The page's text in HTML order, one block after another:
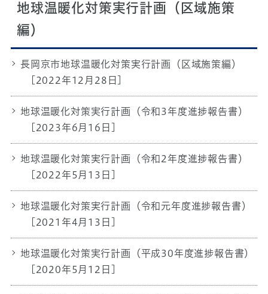
地球温暖化対策実行計画（区域施策
編）
長岡京市地球温暖化対策実行計画（区域施策編）
[2022年12月28日]
地球温暖化対策実行計画（令和3年度進捗報告書）
[2023年6月16日]
地球温暖化対策実行計画（令和2年度進捗報告書）
[2022年5月13日]
地球温暖化対策実行計画（令和元年度進捗報告書）
[2021年4月13日]
地球温暖化対策実行計画（平成30年度進捗報告書）
[2020年5月12日]